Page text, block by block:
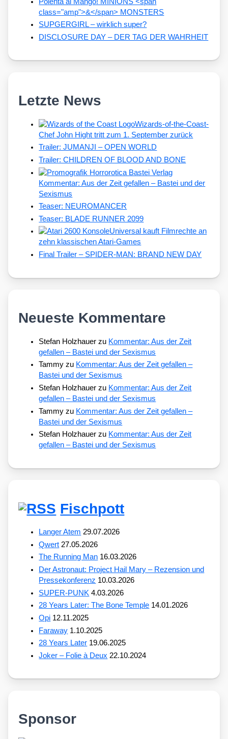
class="amp">&</span> MONSTERS
SUPGERGIRL – wirklich super?
DISCLOSURE DAY – DER TAG DER WAHRHEIT
Letzte News
Wizards-of-the-Coast-
Chef John Hight tritt zum 1. September zurück
Trailer: JUMANJI – OPEN WORLD
Trailer: CHILDREN OF BLOOD AND BONE
Kommentar: Aus der Zeit gefallen – Bastei und der
Sexismus
Teaser: NEUROMANCER
Teaser: BLADE RUNNER 2099
Universal kauft Filmrechte an
zehn klassischen Atari-Games
Final Trailer – SPIDER-MAN: BRAND NEW DAY
Neueste Kommentare
Stefan Holzhauer zu Kommentar: Aus der Zeit
gefallen – Bastei und der Sexismus
Tammy zu Kommentar: Aus der Zeit gefallen –
Bastei und der Sexismus
Stefan Holzhauer zu Kommentar: Aus der Zeit
gefallen – Bastei und der Sexismus
Tammy zu Kommentar: Aus der Zeit gefallen –
Bastei und der Sexismus
Stefan Holzhauer zu Kommentar: Aus der Zeit
gefallen – Bastei und der Sexismus
Fischpott
Langer Atem 29.07.2026
Qwert 27.05.2026
The Running Man 16.03.2026
Der Astronaut: Project Hail Mary – Rezension und
Pressekonferenz 10.03.2026
SUPER-PUNK 4.03.2026
28 Years Later: The Bone Temple 14.01.2026
Opi 12.11.2025
Faraway 1.10.2025
28 Years Later 19.06.2025
Joker – Folie à Deux 22.10.2024
Sponsor